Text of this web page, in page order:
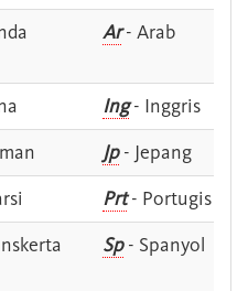
Ar- Arab
Ing- Inggris
Jp- Jepang
Prt- Portugis
Sp- Spanyol